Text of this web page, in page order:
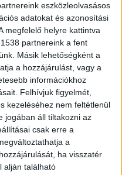
eszközleolvasásos
adatokat és azonosítási
megfelelő helyre kattintva
partnereink a fent
Másik lehetőségként a
a hozzájárulást, vagy a
információkhoz
Felhívjuk figyelmét,
kezeléséhez nem feltétlenül
jogában áll tiltakozni az
csak erre a
a
ha visszatér
alján található
óta
is öntözni kell
óta
az atomerőmű
óta
a Duna,
atomerőművet